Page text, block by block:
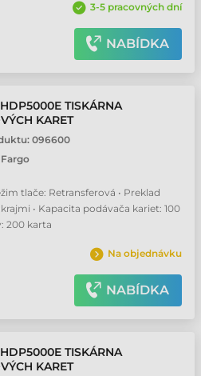
3-5 pracovných dní
NABÍDKA
TISKÁRNA
KARET
096600
Fargo
tlače: Retransferová • Preklad
• Kapacita podávača kariet: 100
200 karta
Na objednávku
NABÍDKA
TISKÁRNA
KARET